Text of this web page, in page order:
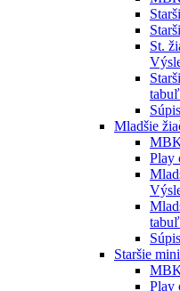
St.
Mladšie
Play
Staršie
Play